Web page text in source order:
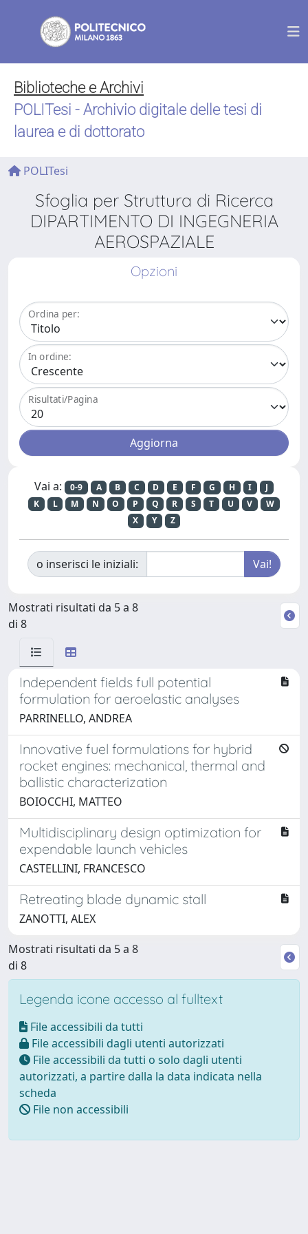
Biblioteche e Archivi
POLITesi - Archivio digitale delle tesi di
laurea e di dottorato
POLITesi
Sfoglia per Struttura di Ricerca
DIPARTIMENTO DI INGEGNERIA
AEROSPAZIALE
Opzioni
Ordina per:
In ordine:
Risultati/Pagina
Vai a: 0-9 A B C D E F G H I
J
K
L M N O P Q R S T U V
W
X
Y Z
o inserisci le iniziali:
Mostrati risultati da 5 a 8
di 8
Independent fields full potential
formulation for aeroelastic analyses
PARRINELLO, ANDREA
Innovative fuel formulations for hybrid
rocket engines: mechanical, thermal and
ballistic characterization
BOIOCCHI, MATTEO
Multidisciplinary design optimization for
expendable launch vehicles
CASTELLINI, FRANCESCO
Retreating blade dynamic stall
ZANOTTI, ALEX
Mostrati risultati da 5 a 8
di 8
Legenda icone accesso al fulltext
File accessibili da tutti
File accessibili dagli utenti autorizzati
File accessibili da tutti o solo dagli utenti
autorizzati, a partire dalla la data indicata nella
scheda
File non accessibili